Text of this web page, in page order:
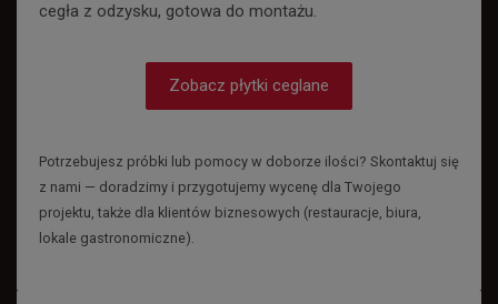
cegła z odzysku, gotowa do montażu.
Zobacz płytki ceglane
Potrzebujesz próbki lub pomocy w doborze ilości? Skontaktuj się
z nami — doradzimy i przygotujemy wycenę dla Twojego
projektu, także dla klientów biznesowych (restauracje, biura,
lokale gastronomiczne).